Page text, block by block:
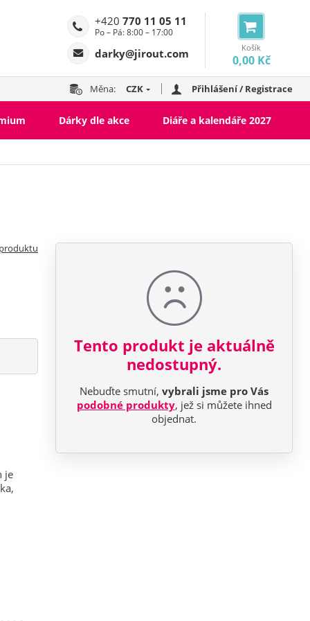
Košík
0,00 Kč
+420 770 11 05 11
Po – Pá: 8:00 – 17:00
darky@jirout.com
Měna: CZK Přihlášení / Registrace
Dárky dle akce Diáře a kalendáře 2027
Tento produkt je aktuálně
nedostupný.
Nebuďte smutní,vybrali jsme pro Vás
podobné produkty, jež si můžete ihned
objednat.
je